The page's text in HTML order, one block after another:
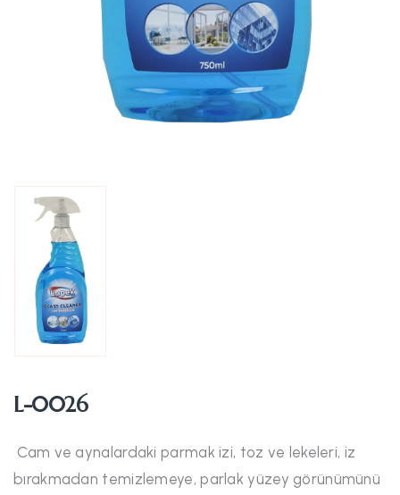
L-0026
Cam ve aynalardaki parmak izi, toz ve lekeleri, iz
bırakmadan temizlemeye, parlak yüzey görünümünü